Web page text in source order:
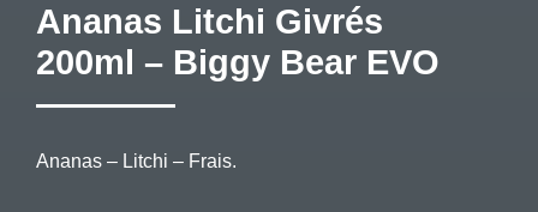
Ananas Litchi Givrés
200ml – Biggy Bear EVO
Ananas – Litchi – Frais.